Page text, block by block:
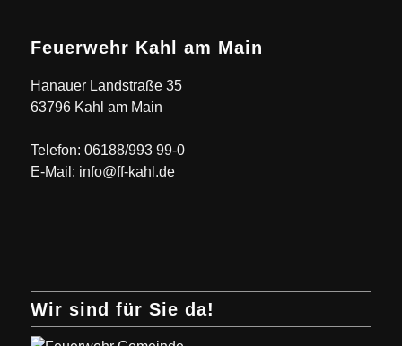
Feuerwehr Kahl am Main
Hanauer Landstraße 35
63796 Kahl am Main
Telefon: 06188/993 99-0
E-Mail: info@ff-kahl.de
Wir sind für Sie da!